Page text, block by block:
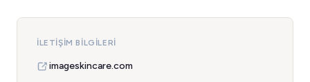
İLETIŞIM BILGILERI
imageskincare.com